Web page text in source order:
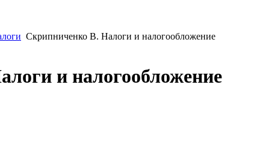
Скрипниченко В. Налоги и налогообложение
и налогообложение